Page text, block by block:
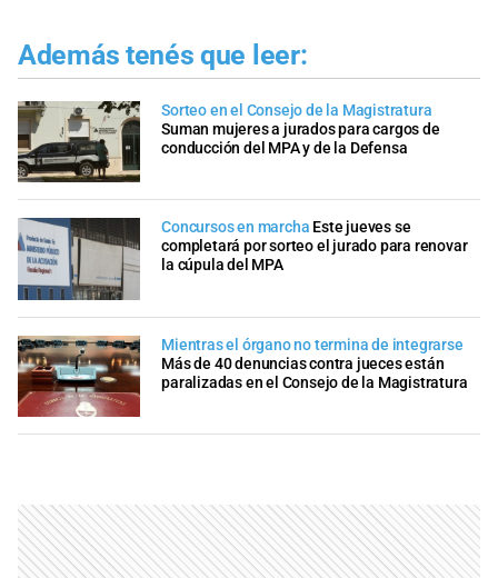
Además tenés que leer:
Sorteo en el Consejo de la Magistratura
Suman mujeres a jurados para cargos de
conducción del MPA y de la Defensa
Concursos en marcha Este jueves se
completará por sorteo el jurado para renovar
la cúpula del MPA
Mientras el órgano no termina de integrarse
Más de 40 denuncias contra jueces están
paralizadas en el Consejo de la Magistratura